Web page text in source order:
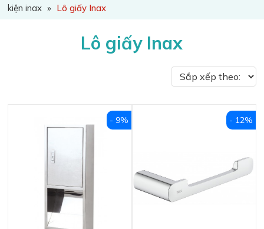
kiện inax » Lô giấy Inax
Lô giấy Inax
- 9% - 12%